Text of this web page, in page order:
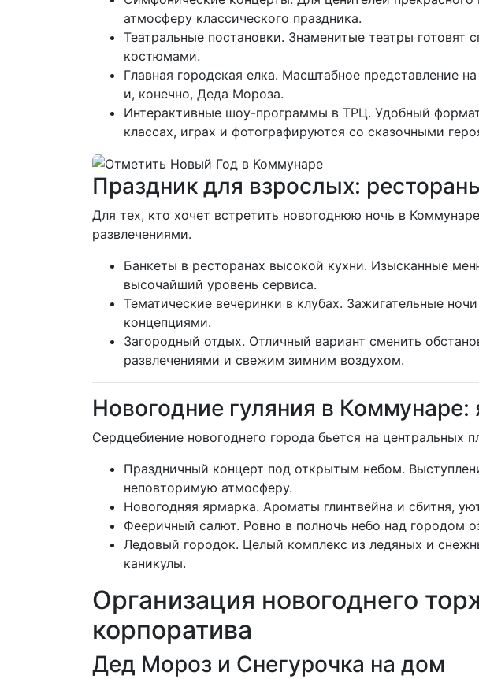
атмосферу классического праздника.
Театральные постановки. Знаменитые театры
костюмами.
Главная городская елка. Масштабное представление
и, конечно, Деда Мороза.
Интерактивные шоу-программы в ТРЦ. Удобный
классах, играх и фотографируются со сказочными
Праздник для взрослых:
Для тех, кто хочет встретить новогоднюю ночь в
развлечениями.
Банкеты в ресторанах высокой кухни. Изысканные
высочайший уровень сервиса.
Тематические вечеринки в клубах. Зажигательные
концепциями.
Загородный отдых. Отличный вариант сменить
развлечениями и свежим зимним воздухом.
Новогодние гуляния в
Сердцебиение новогоднего города бьется на центральных
Праздничный концерт под открытым небом.
неповторимую атмосферу.
Новогодняя ярмарка. Ароматы глинтвейна и сбитня,
Фееричный салют. Ровно в полночь небо над городом
Ледовый городок. Целый комплекс из ледяных и
каникулы.
Организация новогоднего
корпоратива
Дед Мороз и Снегурочка на дом